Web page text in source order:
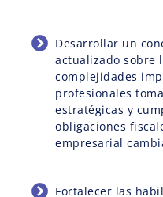
Desarrollar un
actualizado sobre
complejidades
profesionales
estratégicas y
obligaciones
empresarial
Fortalecer las